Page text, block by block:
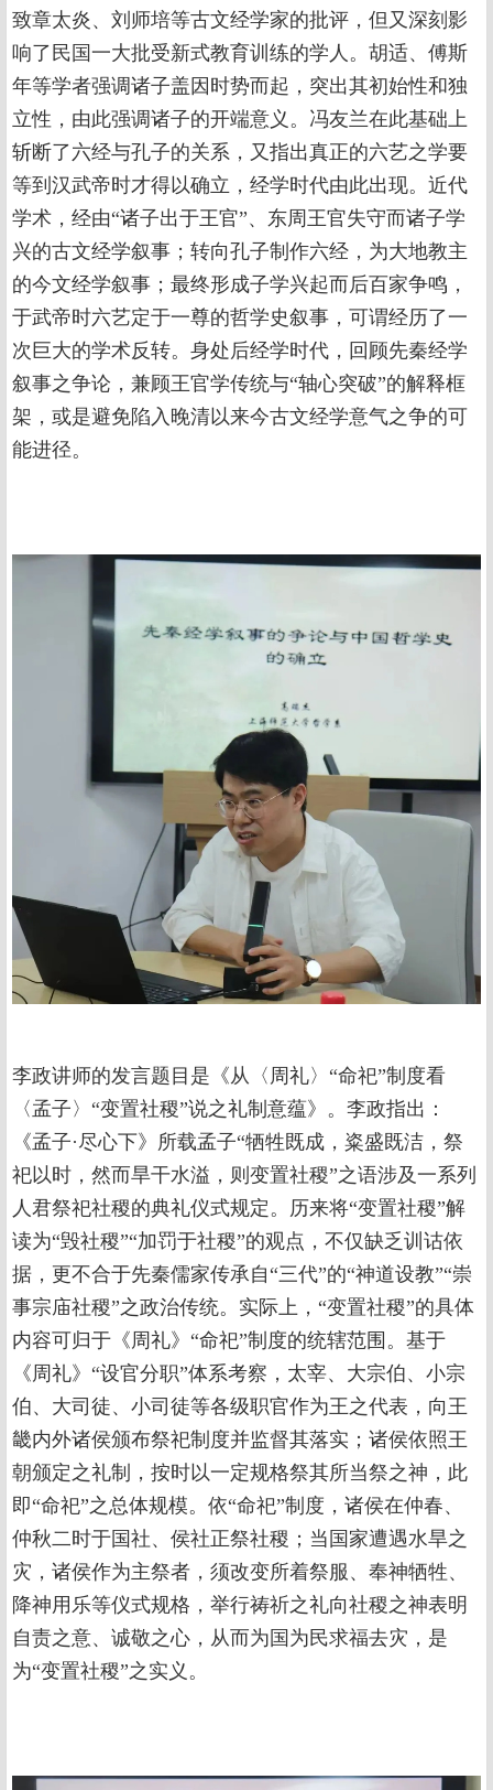
致章太炎、刘师培等古文经学家的批评，但又深刻影
响了民国一大批受新式教育训练的学人。胡适、傅斯
年等学者强调诸子盖因时势而起，突出其初始性和独
立性，由此强调诸子的开端意义。冯友兰在此基础上
斩断了六经与孔子的关系，又指出真正的六艺之学要
等到汉武帝时才得以确立，经学时代由此出现。近代
学术，经由“诸子出于王官”、东周王官失守而诸子学
兴的古文经学叙事；转向孔子制作六经，为大地教主
的今文经学叙事；最终形成子学兴起而后百家争鸣，
于武帝时六艺定于一尊的哲学史叙事，可谓经历了一
次巨大的学术反转。身处后经学时代，回顾先秦经学
叙事之争论，兼顾王官学传统与“轴心突破”的解释框
架，或是避免陷入晚清以来今古文经学意气之争的可
能进径。
李政讲师的发言题目是《从〈周礼〉“命祀”制度看
〈孟子〉“变置社稷”说之礼制意蕴》。李政指出：
《孟子·尽心下》所载孟子“牺牲既成，粢盛既洁，祭
祀以时，然而旱干水溢，则变置社稷”之语涉及一系列
人君祭祀社稷的典礼仪式规定。历来将“变置社稷”解
读为“毁社稷”“加罚于社稷”的观点，不仅缺乏训诂依
据，更不合于先秦儒家传承自“三代”的“神道设教”“崇
事宗庙社稷”之政治传统。实际上，“变置社稷”的具体
内容可归于《周礼》“命祀”制度的统辖范围。基于
《周礼》“设官分职”体系考察，太宰、大宗伯、小宗
伯、大司徒、小司徒等各级职官作为王之代表，向王
畿内外诸侯颁布祭祀制度并监督其落实；诸侯依照王
朝颁定之礼制，按时以一定规格祭其所当祭之神，此
即“命祀”之总体规模。依“命祀”制度，诸侯在仲春、
仲秋二时于国社、侯社正祭社稷；当国家遭遇水旱之
灾，诸侯作为主祭者，须改变所着祭服、奉神牺牲、
降神用乐等仪式规格，举行祷祈之礼向社稷之神表明
自责之意、诚敬之心，从而为国为民求福去灾，是
为“变置社稷”之实义。